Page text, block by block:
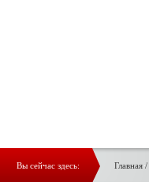
Вы сейчас здесь: Главная/